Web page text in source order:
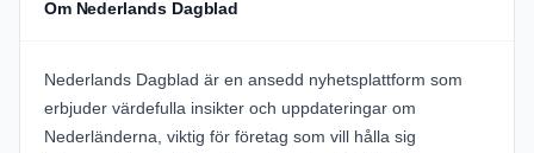
Om Nederlands Dagblad
Nederlands Dagblad är en ansedd nyhetsplattform som
erbjuder värdefulla insikter och uppdateringar om
Nederländerna, viktig för företag som vill hålla sig